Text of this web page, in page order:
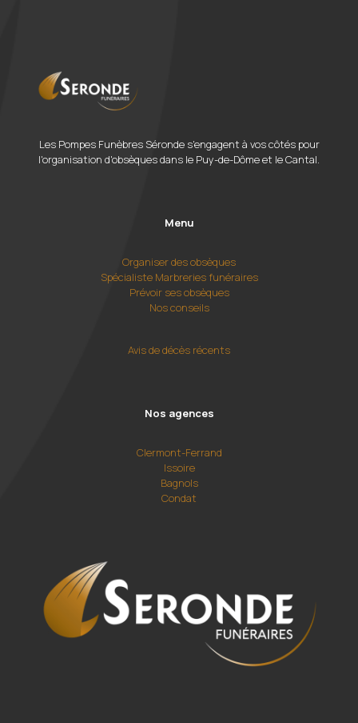
Les Pompes Funèbres Séronde s'engagent à vos côtés pour
l'organisation d'obsèques dans le Puy-de-Dôme et le Cantal.
Menu
Organiser des obsèques
Spécialiste Marbreries funéraires
Prévoir ses obsèques
Nos conseils
Avis de décès récents
Nos agences
Clermont-Ferrand
Issoire
Bagnols
Condat